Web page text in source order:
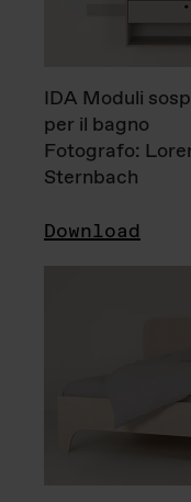
IDA Moduli
per il bagno
Fotografo:
Sternbach
Download